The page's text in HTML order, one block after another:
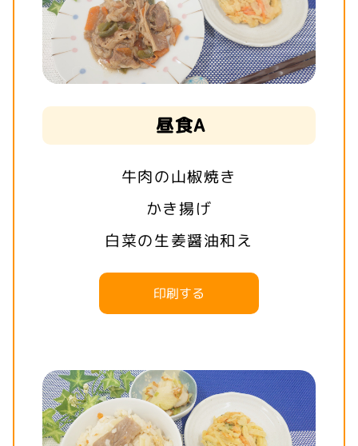
昼食A
牛肉の山椒焼き
かき揚げ
白菜の生姜醤油和え
印刷する